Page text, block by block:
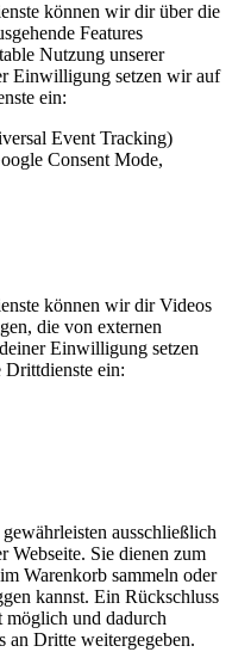
können wir dir über die
Features
Nutzung unserer
Einwilligung setzen wir auf
ein:
Event Tracking)
Consent Mode,
können wir dir Videos
die von externen
Einwilligung setzen
Drittdienste ein:
ausschließlich
Webseite. Sie dienen zum
Warenkorb sammeln oder
kannst. Ein Rückschluss
und dadurch
an Dritte weitergegeben.